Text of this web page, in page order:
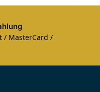
/ MasterCard /